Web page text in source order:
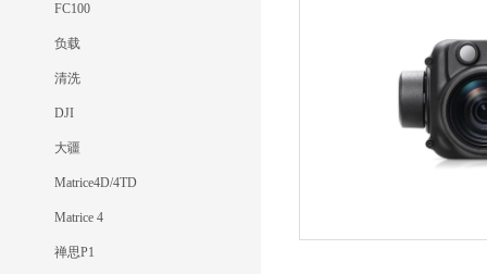
FC100
负载
清洗
DJI
大疆
Matrice4D/4TD
Matrice 4
禅思P1